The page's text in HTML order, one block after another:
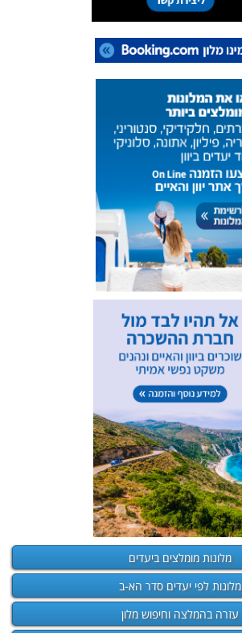
מלונות מומלצים ביעדים
מלונות לפי יעדים סדר הא-ב
עזרה בהמלצה וחיפוש מלון